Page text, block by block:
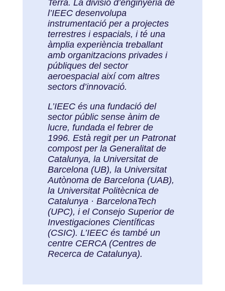
Terra. La divisió d’enginyeria de
l’IEEC desenvolupa
instrumentació per a projectes
terrestres i espacials, i té una
àmplia experiència treballant
amb organitzacions privades i
públiques del sector
aeroespacial així com altres
sectors d’innovació.
L’IEEC és una fundació del
sector públic sense ànim de
lucre, fundada el febrer de
1996. Està regit per un Patronat
compost per la Generalitat de
Catalunya, la Universitat de
Barcelona (UB), la Universitat
Autònoma de Barcelona (UAB),
la Universitat Politècnica de
Catalunya · BarcelonaTech
(UPC), i el Consejo Superior de
Investigaciones Científicas
(CSIC). L’IEEC és també un
centre CERCA (Centres de
Recerca de Catalunya).